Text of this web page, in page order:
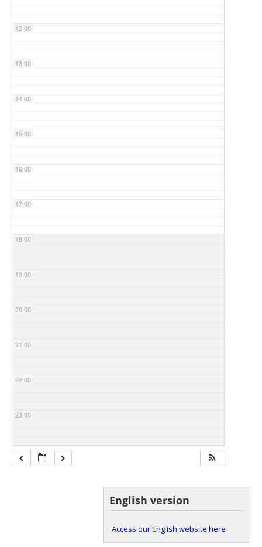
12:00
13:00
14:00
15:00
16:00
17:00
18:00
19:00
20:00
21:00
22:00
23:00
English version
Access our English website here